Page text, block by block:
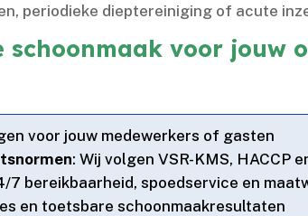
periodieke dieptereiniging of acute
voor jouw
voor jouw medewerkers of gasten
: Wij volgen VSR-KMS, HACCP
7 bereikbaarheid, spoedservice en
en toetsbare schoonmaakresultaten